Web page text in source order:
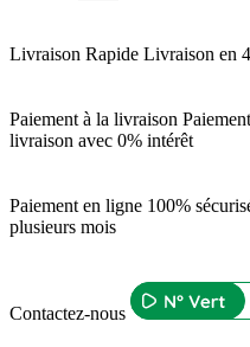
Livraison Rapide Livraison en
Paiement à la livraison
livraison avec 0% intérêt
Paiement en ligne 100%
plusieurs mois
Contactez-nous